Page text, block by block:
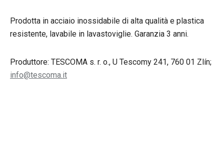
Prodotta in acciaio inossidabile di alta qualità e plastica
resistente, lavabile in lavastoviglie. Garanzia 3 anni.
Produttore: TESCOMA s. r. o., U Tescomy 241, 760 01 Zlín;
info@tescoma.it